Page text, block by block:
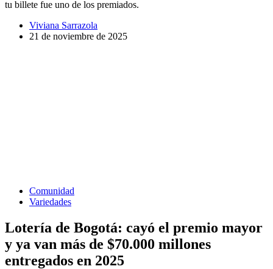
tu billete fue uno de los premiados.
Viviana Sarrazola
21 de noviembre de 2025
Comunidad
Variedades
Lotería de Bogotá: cayó el premio mayor
y ya van más de $70.000 millones
entregados en 2025